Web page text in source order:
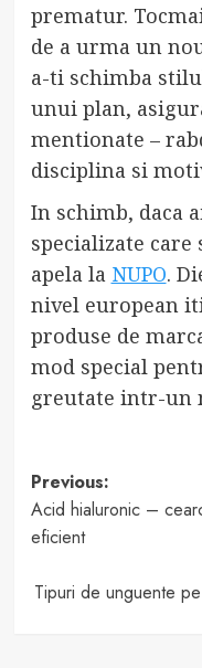
prematur.
de a urma un
a-ti schimba
unui plan,
mentionate –
disciplina si
In schimb, daca
specializate care
apela la NUPO.
nivel european
produse de
mod special
greutate intr-un
Post
navigation
Previous:
Acid hialuronic –
eficient
Tipuri de unguente